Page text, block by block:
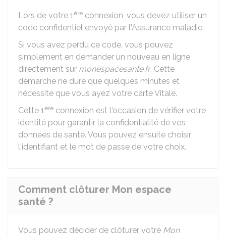
Lors de votre 1ère connexion, vous devez utiliser un
code confidentiel envoyé par l'Assurance maladie.
Si vous avez perdu ce code, vous pouvez
simplement en demander un nouveau en ligne
directement sur monespacesante.fr. Cette
démarche ne dure que quelques minutes et
nécessite que vous ayez votre carte Vitale.
Cette 1ère connexion est l'occasion de vérifier votre
identité pour garantir la confidentialité de vos
données de santé. Vous pouvez ensuite choisir
l'identifiant et le mot de passe de votre choix.
Comment clôturer Mon espace
santé ?
Vous pouvez décider de clôturer votre Mon